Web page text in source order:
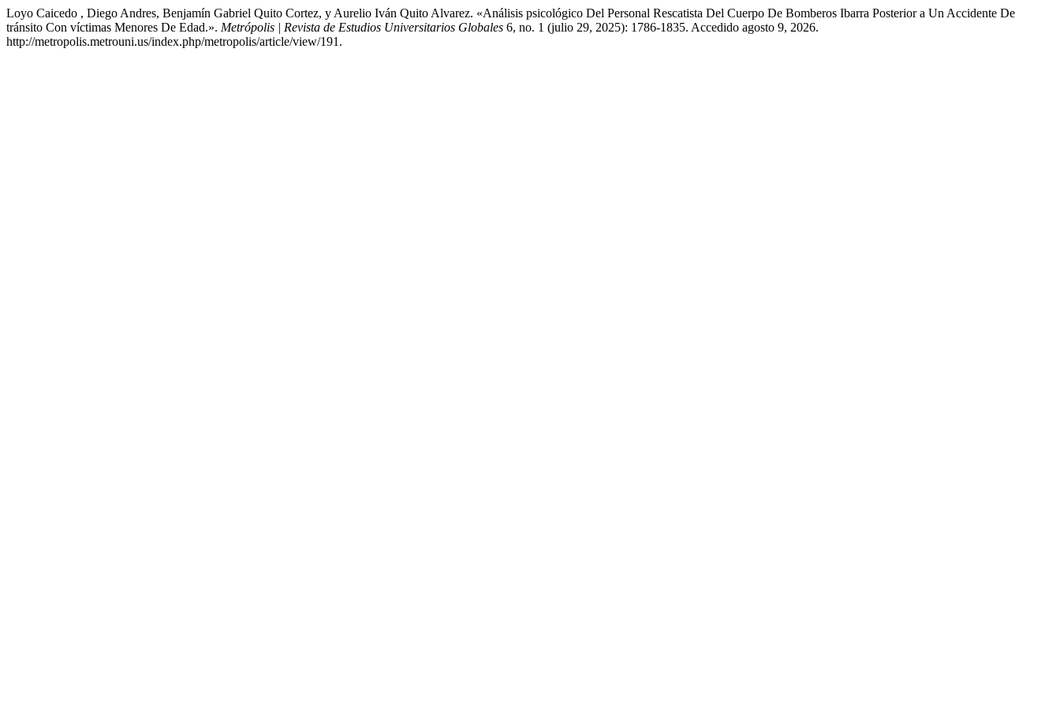
Loyo Caicedo , Diego Andres, Benjamín Gabriel Quito Cortez, y Aurelio Iván Quito Alvarez. «Análisis psicológico Del Personal Rescatista Del Cuerpo De Bomberos Ibarra Posterior a Un Accidente De
tránsito Con víctimas Menores De Edad.». Metrópolis | Revista de Estudios Universitarios Globales 6, no. 1 (julio 29, 2025): 1786-1835. Accedido agosto 9, 2026.
http://metropolis.metrouni.us/index.php/metropolis/article/view/191.